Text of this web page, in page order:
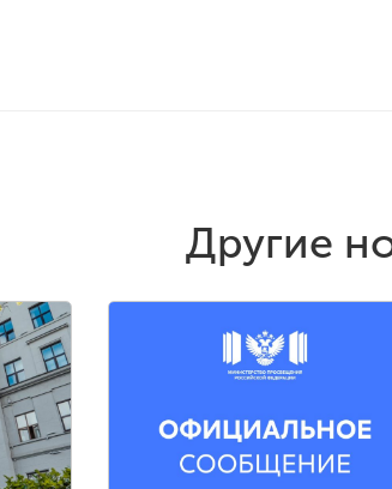
Другие